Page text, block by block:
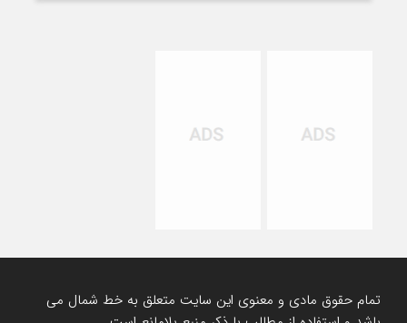
تمام حقوق مادی و معنوی این سایت متعلق به خط شمال می